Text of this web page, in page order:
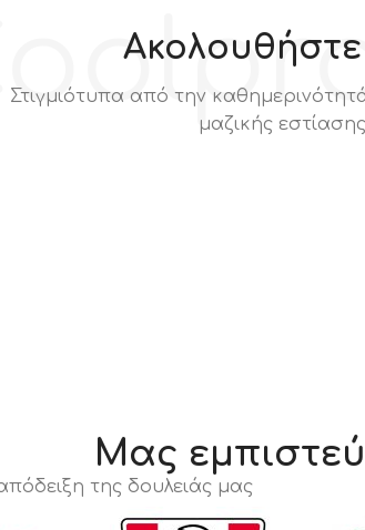
Στιγμιότυπα από την
μαζικής εστίασης
Μας
της δουλειάς μας